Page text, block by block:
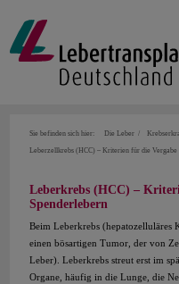
Sie befinden sich hier: Die Leber
Leberzellkrebs (HCC) – Kriterien für die Vergabe
Leberkrebs (HCC) –
Spenderlebern
Beim Leberkrebs (hepatozelluläres
einen bösartigen Tumor, der von
Leber). Leberkrebs streut erst im
Organe, häufig in die Lunge, die